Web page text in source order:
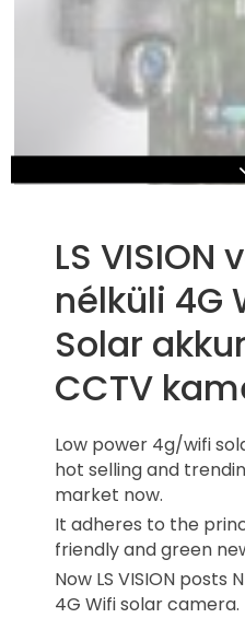
LS VISION
nélküli 4G
Solar
CCTV
Low power 4g/wifi
hot selling and
market now.
It adheres to the
friendly and green
Now LS VISION posts
4G Wifi solar camera.